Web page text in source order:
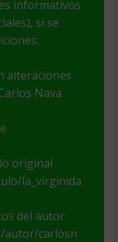
informativos
si se
alteraciones
Nava
original
la_virginida
del autor
autor/carlosn